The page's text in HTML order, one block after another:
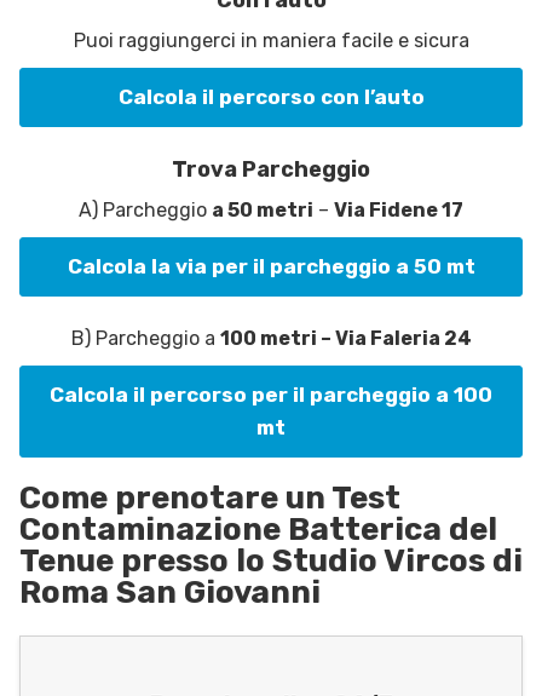
Puoi raggiungerci in maniera facile e sicura
Calcola il percorso con l’auto
Trova Parcheggio
A) Parcheggio a 50 metri – Via Fidene 17
Calcola la via per il parcheggio a 50 mt
B) Parcheggio a 100 metri – Via Faleria 24
Calcola il percorso per il parcheggio a 100
mt
Come prenotare un Test
Contaminazione Batterica del
Tenue presso lo Studio Vircos di
Roma San Giovanni